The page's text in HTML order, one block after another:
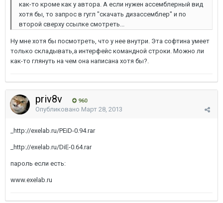
как-то кроме как у автора. А если нужен ассемблерный вид
хотя бы, то запрос в гугл "скачать дизассемблер" и по
второй сверху ссылке смотреть...
Ну мне хотя бы посмотреть, что у нее внутри. Эта софтина умеет
только складывать,а интерфейс командной строки. Можно ли
как-то глянуть на чем она написана хотя бы?.
priv8v 960
Опубликовано Март 28, 2013
_http://exelab.ru/PEiD-0.94.rar
_http://exelab.ru/DiE-0.64.rar
пароль если есть:
www.exelab.ru